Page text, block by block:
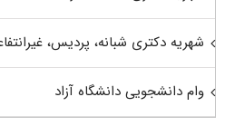
شهریه دکتری شبانه، پردیس،
وام دانشجویی دانشگاه آزاد